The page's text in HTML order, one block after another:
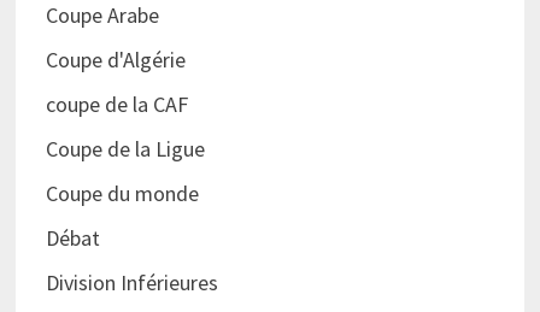
Coupe Arabe
Coupe d'Algérie
coupe de la CAF
Coupe de la Ligue
Coupe du monde
Débat
Division Inférieures